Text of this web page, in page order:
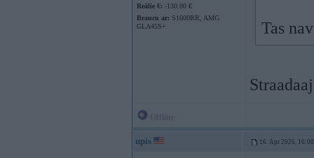
Reālie €: -130.00 €
Braucu ar: S1000RR, AMG
GLA45S+
Tas
upis 16. Apr 2026, 16:00